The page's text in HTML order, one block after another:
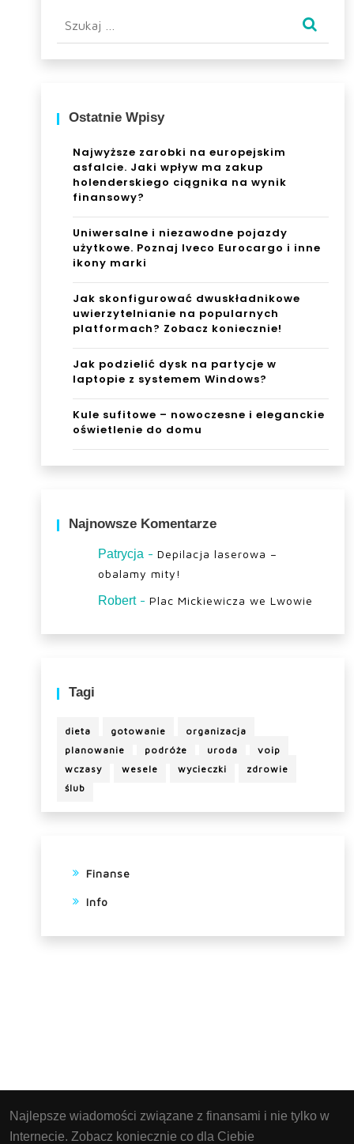
Ostatnie Wpisy
Najwyższe zarobki na europejskim
asfalcie. Jaki wpływ ma zakup
holenderskiego ciągnika na wynik
finansowy?
Uniwersalne i niezawodne pojazdy
użytkowe. Poznaj Iveco Eurocargo i inne
ikony marki
Jak skonfigurować dwuskładnikowe
uwierzytelnianie na popularnych
platformach? Zobacz koniecznie!
Jak podzielić dysk na partycje w
laptopie z systemem Windows?
Kule sufitowe – nowoczesne i eleganckie
oświetlenie do domu
Najnowsze Komentarze
Patrycja - Depilacja laserowa –
obalamy mity!
Robert- Plac Mickiewicza we Lwowie
Tagi
dieta gotowanie
organizacja
planowanie
podróże uroda
voip
wczasy
wesele wycieczki
zdrowie
ślub
Finanse
Info
Najlepsze wiadomości związane z finansami i nie tylko w
Internecie. Zobacz koniecznie co dla Ciebie